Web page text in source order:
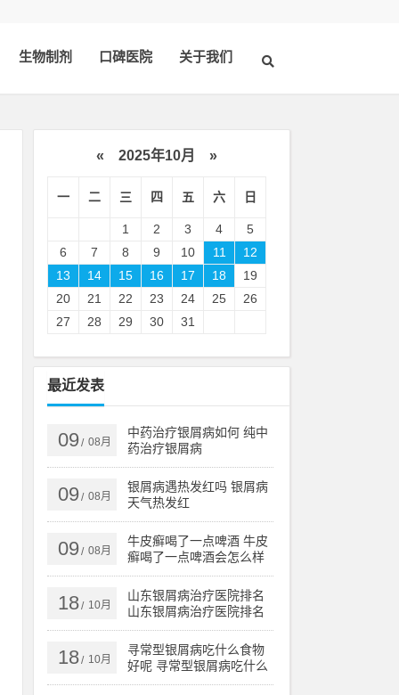
生物制剂 口碑医院 关于我们
« 2025年10月 »
一 二 三 四 五 六 日
1 2 3 4
5
6
7 8 9 10 11
12
13
14 15 16 17 18
19
20
21 22 23 24 25
26
27
28 29 30 31
最近发表
09/ 08月
中药治疗银屑病如何 纯中
药治疗银屑病
09/ 08月
银屑病遇热发红吗 银屑病
天气热发红
09/ 08月
牛皮癣喝了一点啤酒 牛皮
癣喝了一点啤酒会怎么样
18/ 10月
山东银屑病治疗医院排名
山东银屑病治疗医院排名
榜
18/ 10月
寻常型银屑病吃什么食物
好呢 寻常型银屑病吃什么
药效果好